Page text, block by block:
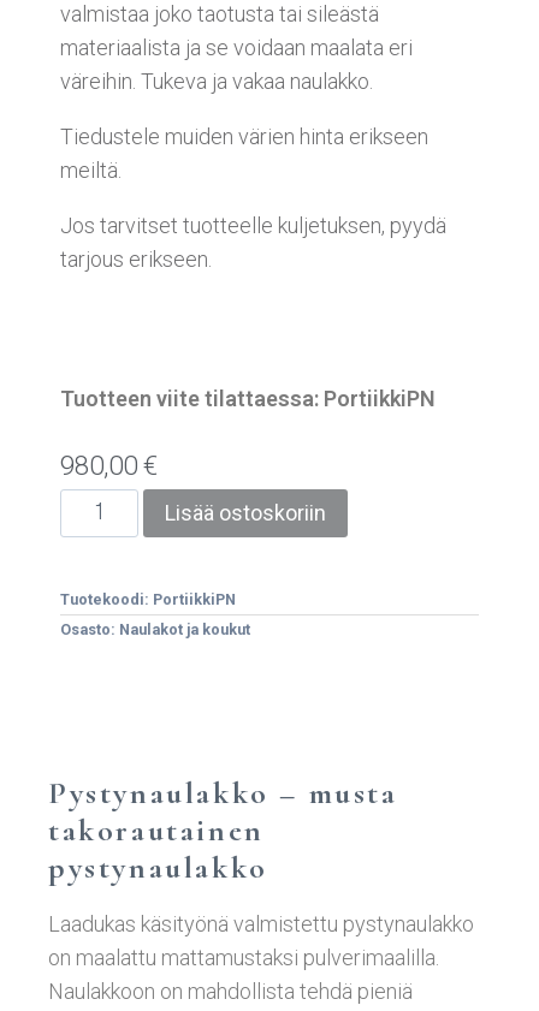
valmistaa joko taotusta tai sileästä
materiaalista ja se voidaan maalata eri
väreihin. Tukeva ja vakaa naulakko.
Tiedustele muiden värien hinta erikseen
meiltä.
Jos tarvitset tuotteelle kuljetuksen, pyydä
tarjous erikseen.
Tuotteen viite tilattaessa: PortiikkiPN
980,00€
Lisää ostoskoriin
Tuotekoodi: PortiikkiPN
Osasto: Naulakot ja koukut
Pystynaulakko – musta
takorautainen
pystynaulakko
Laadukas käsityönä valmistettu pystynaulakko
on maalattu mattamustaksi pulverimaalilla.
Naulakkoon on mahdollista tehdä pieniä